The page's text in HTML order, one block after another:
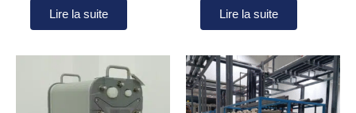
Lire la suite
Lire la suite